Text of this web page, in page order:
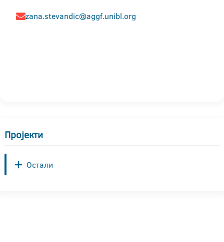
zana.stevandic@aggf.unibl.org
Пројекти
Остали